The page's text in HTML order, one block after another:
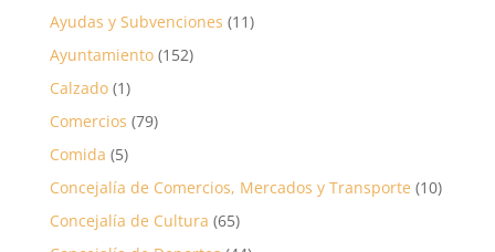
Ayudas y Subvenciones (11)
Ayuntamiento(152)
Calzado(1)
Comercios (79)
Comida (5)
Concejalía de Comercios, Mercados y Transporte (10)
Concejalía de Cultura (65)